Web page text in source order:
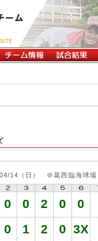
14（日） ＠葛西臨海球場
0 0 2 0 0
0 1 2 0 3X